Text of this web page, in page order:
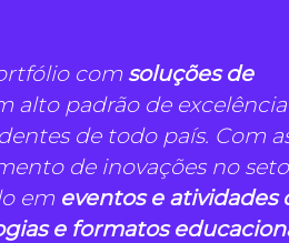
com soluções de
alto padrão de
de todo país. Com
de inovações no
em eventos e atividades
e formatos